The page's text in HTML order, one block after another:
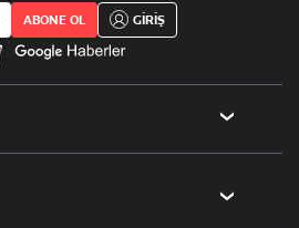
ABONE OL GİRİŞ